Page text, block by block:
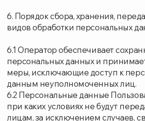
информация на указанный им электронный адрес.